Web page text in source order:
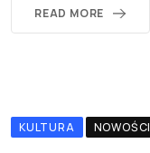
READ MORE
KULTURA NOWOŚCI